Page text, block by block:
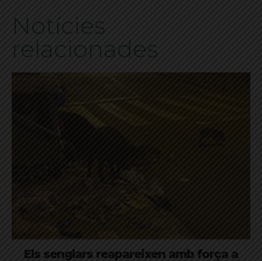
Notícies
relacionades
Els senglars reapareixen amb força a